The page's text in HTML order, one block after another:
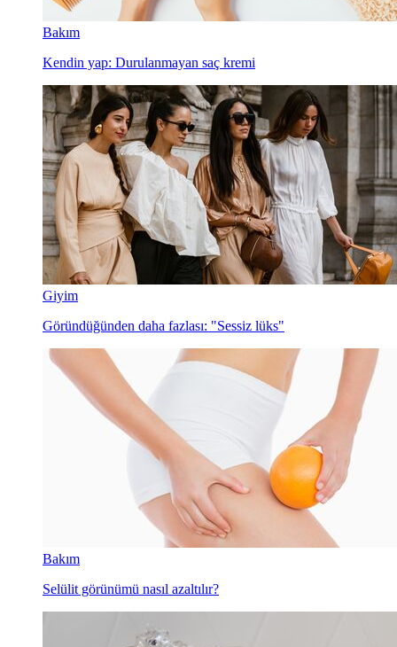
Bakım
Kendin yap: Durulanmayan saç kremi
Giyim
Göründüğünden daha fazlası: "Sessiz lüks"
Bakım
Selülit görünümü nasıl azaltılır?